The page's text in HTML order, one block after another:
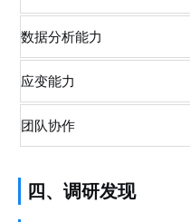
数据分析能力
应变能力
团队协作
四、调研发现